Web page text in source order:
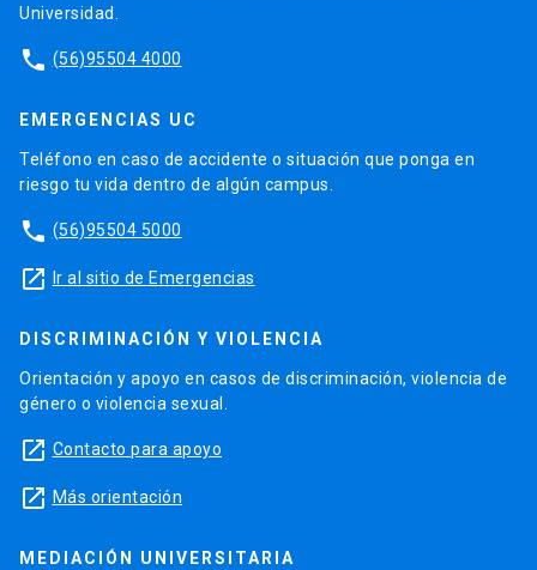
Universidad.
phone (56)95504 4000
EMERGENCIAS UC
Teléfono en caso de accidente o situación que ponga en
riesgo tu vida dentro de algún campus.
phone (56)95504 5000
launch Ir al sitio de Emergencias
DISCRIMINACIÓN Y VIOLENCIA
Orientación y apoyo en casos de discriminación, violencia de
género o violencia sexual.
launch Contacto para apoyo
launch Más orientación
MEDIACIÓN UNIVERSITARIA